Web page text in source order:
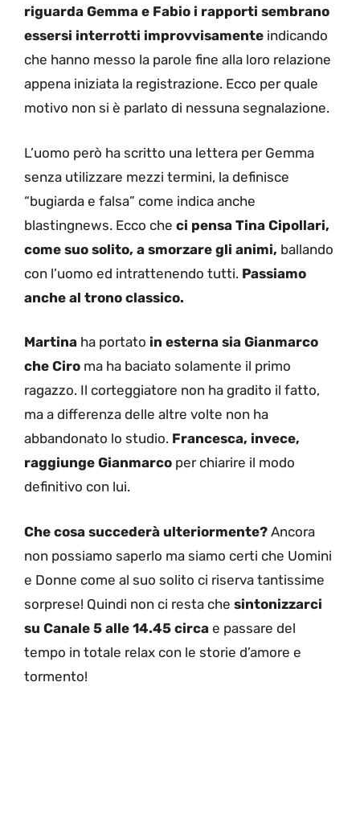
riguarda Gemma e Fabio i rapporti sembrano
essersi interrotti improvvisamente indicando
che hanno messo la parole fine alla loro relazione
appena iniziata la registrazione. Ecco per quale
motivo non si è parlato di nessuna segnalazione.
L’uomo però ha scritto una lettera per Gemma
senza utilizzare mezzi termini, la definisce
“bugiarda e falsa” come indica anche
blastingnews. Ecco che ci pensa Tina Cipollari,
come suo solito, a smorzare gli animi, ballando
con l’uomo ed intrattenendo tutti. Passiamo
anche al trono classico.
Martina ha portato in esterna sia Gianmarco
che Ciro ma ha baciato solamente il primo
ragazzo. Il corteggiatore non ha gradito il fatto,
ma a differenza delle altre volte non ha
abbandonato lo studio. Francesca, invece,
raggiunge Gianmarco per chiarire il modo
definitivo con lui.
Che cosa succederà ulteriormente? Ancora
non possiamo saperlo ma siamo certi che Uomini
e Donne come al suo solito ci riserva tantissime
sorprese! Quindi non ci resta che sintonizzarci
su Canale 5 alle 14.45 circa e passare del
tempo in totale relax con le storie d’amore e
tormento!